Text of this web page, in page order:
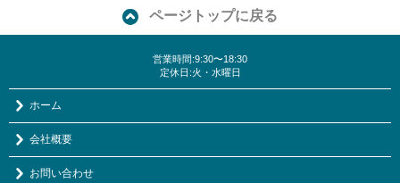
ページトップに戻る
営業時間:9:30〜18:30
定休日:火・水曜日
ホーム
会社概要
お問い合わせ